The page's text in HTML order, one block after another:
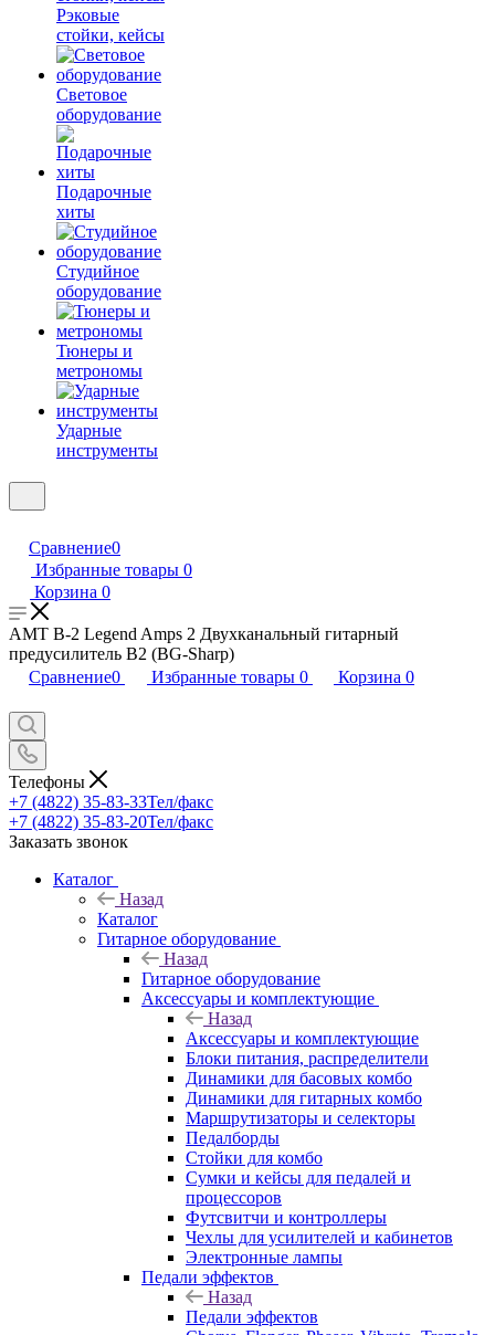
Рэковые
стойки, кейсы
Световое
оборудование
Подарочные
хиты
Студийное
оборудование
Тюнеры и
метрономы
Ударные
инструменты
Сравнение0
Избранные товары 0
Корзина 0
AMT B-2 Legend Amps 2 Двухканальный гитарный
предусилитель B2 (BG-Sharp)
Сравнение0 Избранные товары 0 Корзина 0
Телефоны
+7 (4822) 35-83-33Тел/факс
+7 (4822) 35-83-20Тел/факс
Заказать звонок
Каталог
Назад
Каталог
Гитарное оборудование
Назад
Гитарное оборудование
Аксессуары и комплектующие
Назад
Аксессуары и комплектующие
Блоки питания, распределители
Динамики для басовых комбо
Динамики для гитарных комбо
Маршрутизаторы и селекторы
Педалборды
Стойки для комбо
Сумки и кейсы для педалей и
процессоров
Футсвитчи и контроллеры
Чехлы для усилителей и кабинетов
Электронные лампы
Педали эффектов
Назад
Педали эффектов